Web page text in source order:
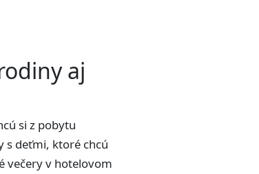
aj
si z pobytu
s deťmi, ktoré chcú
večery v hotelovom